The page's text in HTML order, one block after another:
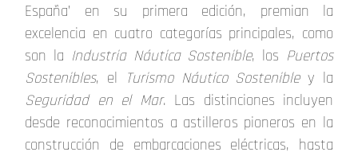
España’ en su primera edición, premian la
excelencia en cuatro categorías principales, como
son la Industria Náutica Sostenible, los Puertos
Sostenibles, el Turismo Náutico Sostenibley la
Seguridad en el Mar. Las distinciones incluyen
desde reconocimientos a astilleros pioneros en la
construcción de embarcaciones eléctricas, hasta